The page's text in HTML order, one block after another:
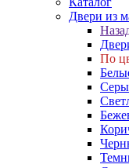
Двери из
По